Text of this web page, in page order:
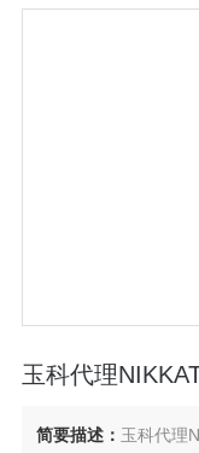
玉科代理
简要描述： 玉科代理